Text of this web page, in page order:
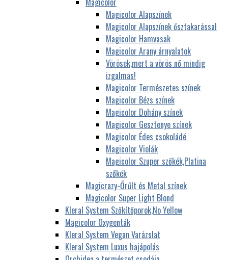
Magicolor Alapszínek
Magicolor Alapszínek ősztakarással
Magicolor Hamvasak
Magicolor Arany árnyalatok
Vörösek,mert a vörös nő mindig
izgalmas!
Magicolor Természetes színek
Magicolor Bézs színek
Magicolor Dohány színek
Magicolor Gesztenye színek
Magicolor Édes csokoládé
Magicolor Violák
Magicolor Szuper szőkék,Platina
szőkék
Magicrazy-Őrűlt és Metal színek
Magicolor Super Light Blond
Kleral System Szőkítőporok,No Yellow
Magicolor Oxygenták
Kleral System Vegan Varázslat
Kleral System Luxus hajápolás